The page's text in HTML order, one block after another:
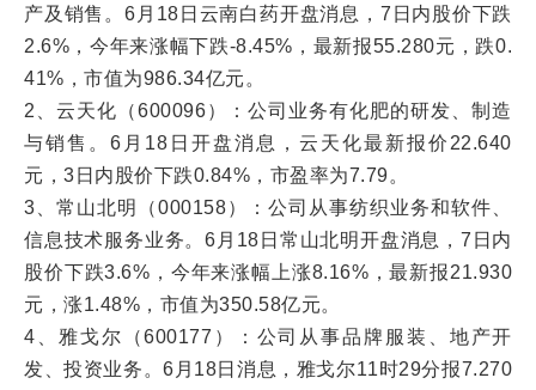
产及销售。6月18日云南白药开盘消息，7日内股价下跌
2.6%，今年来涨幅下跌-8.45%，最新报55.280元，跌0.
41%，市值为986.34亿元。
2、云天化（600096）：公司业务有化肥的研发、制造
与销售。6月18日开盘消息，云天化最新报价22.640
元，3日内股价下跌0.84%，市盈率为7.79。
3、常山北明（000158）：公司从事纺织业务和软件、
信息技术服务业务。6月18日常山北明开盘消息，7日内
股价下跌3.6%，今年来涨幅上涨8.16%，最新报21.930
元，涨1.48%，市值为350.58亿元。
4、雅戈尔（600177）：公司从事品牌服装、地产开
发、投资业务。6月18日消息，雅戈尔11时29分报7.270